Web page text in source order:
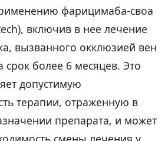
фарицимаба-своа
включив в нее лечение
вызванного окклюзией вен
срок более 6 месяцев. Это
допустимую
терапии, отраженную в
препарата, и может